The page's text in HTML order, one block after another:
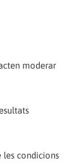
moderar
les condicions